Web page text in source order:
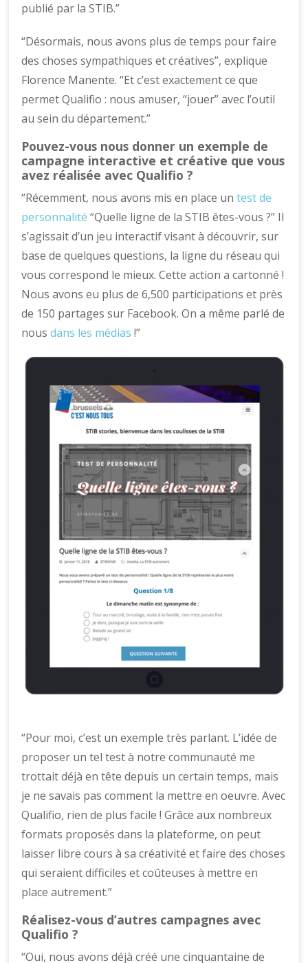
publié par la STIB.”
“Désormais, nous avons plus de temps pour faire
des choses sympathiques et créatives”, explique
Florence Manente. “Et c’est exactement ce que
permet Qualifio : nous amuser, “jouer” avec l’outil
au sein du département.”
Pouvez-vous nous donner un exemple de
campagne interactive et créative que vous
avez réalisée avec Qualifio ?
“Récemment, nous avons mis en place untest de
personnalité “Quelle ligne de la STIB êtes-vous ?” Il
s’agissait d’un jeu interactif visant à découvrir, sur
base de quelques questions, la ligne du réseau qui
vous correspond le mieux. Cette action a cartonné !
Nous avons eu plus de 6,500 participations et près
de 150 partages sur Facebook. On a même parlé de
nousdans les médias !”
“Pour moi, c’est un exemple très parlant. L’idée de
proposer un tel test à notre communauté me
trottait déjà en tête depuis un certain temps, mais
je ne savais pas comment la mettre en oeuvre. Avec
Qualifio, rien de plus facile ! Grâce aux nombreux
formats proposés dans la plateforme, on peut
laisser libre cours à sa créativité et faire des choses
qui seraient difficiles et coûteuses à mettre en
place autrement.”
Réalisez-vous d’autres campagnes avec
Qualifio ?
“Oui, nous avons déjà créé une cinquantaine de